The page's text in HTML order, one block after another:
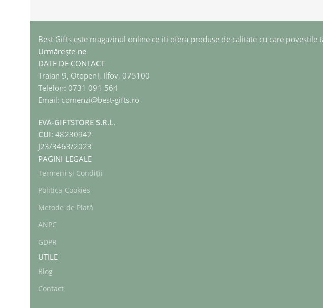
Best Gifts este magazinul online ce iti ofera produse de calitate cu care povestile
Urmărește-ne
DATE DE CONTACT
Traian 9, Otopeni, Ilfov, 075100
Telefon: 0731 091 564
Email: comenzi@best-gifts.ro
EVA-GIFTSTORE S.R.L.
CUI: 48230942
J23/3463/2023
PAGINI LEGALE
Termeni și Condiții
Politica Cookies
Metode de Plată
ANPC
GDPR
UTILE
Blog
Contact